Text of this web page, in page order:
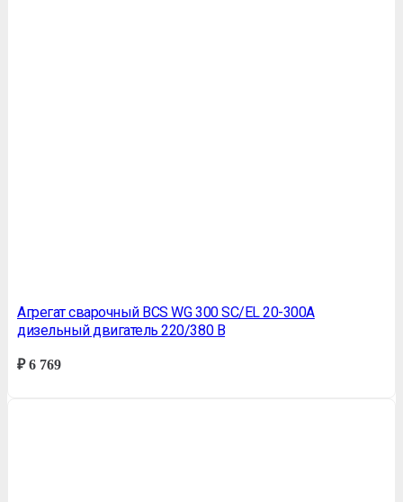
Агрегат сварочный BСS WG 300 SС/EL 20-300A
дизельный двигатель 220/380 В
₽6 769